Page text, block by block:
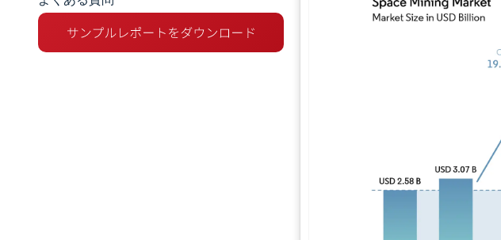
トレンドとインサイト
画